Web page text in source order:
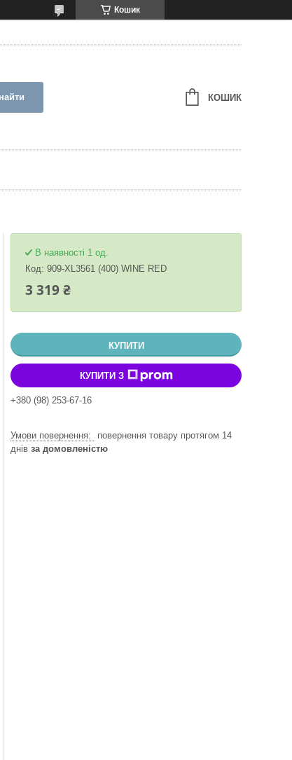
Кошик
КОШИК
В наявності 1 од.
Код: 909-XL3561 (400) WINE RED
3 319 ₴
КУПИТИ
КУПИТИ З
+380 (98) 253-67-16
повернення товару протягом 14
днів за домовленістю